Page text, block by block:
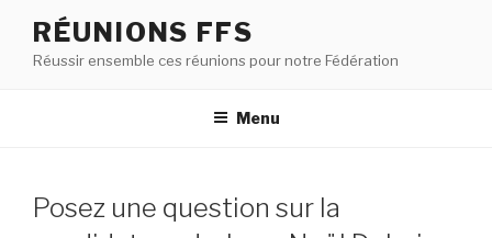
RÉUNIONS FFS
Réussir ensemble ces réunions pour notre Fédération
Menu
Posez une question sur la